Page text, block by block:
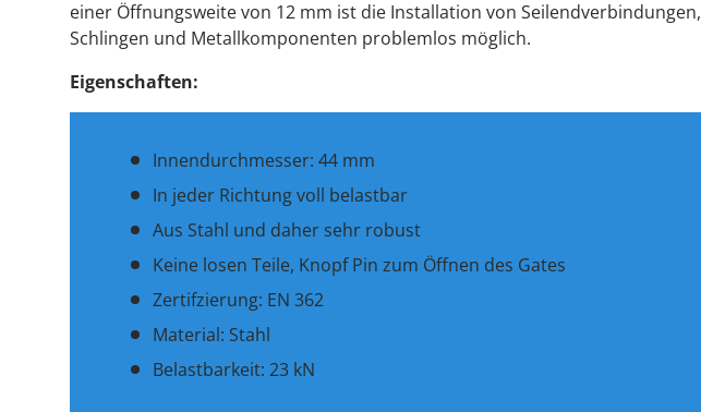
einer Öffnungsweite von 12 mm ist die Installation von Seilendverbindungen,
Schlingen und Metallkomponenten problemlos möglich.
Eigenschaften:
Innendurchmesser: 44 mm
In jeder Richtung voll belastbar
Aus Stahl und daher sehr robust
Keine losen Teile, Knopf Pin zum Öffnen des Gates
Zertifzierung: EN 362
Material: Stahl
Belastbarkeit: 23 kN